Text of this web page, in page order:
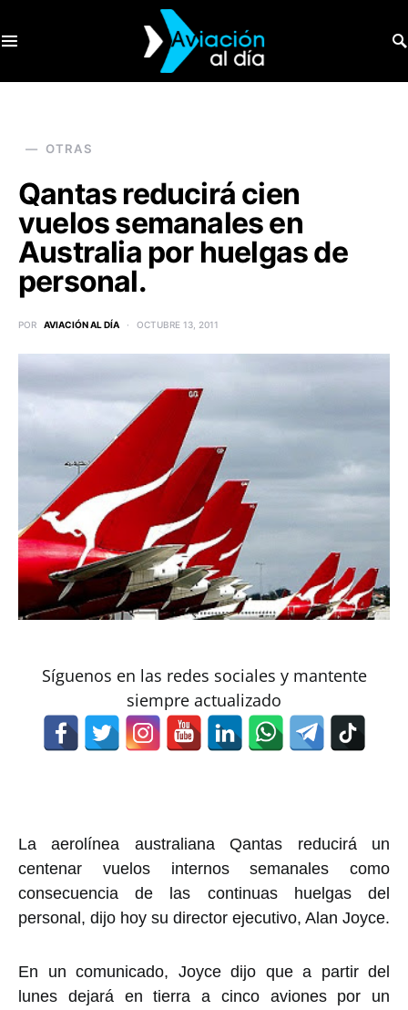
OTRAS
Qantas reducirá cien
vuelos semanales en
Australia por huelgas de
personal.
POR AVIACIÓN AL DÍA OCTUBRE 13, 2011
Síguenos en las redes sociales y mantente
siempre actualizado
La aerolínea australiana Qantas reducirá un
centenar vuelos internos semanales como
consecuencia de las continuas huelgas del
personal, dijo hoy su director ejecutivo, Alan Joyce.
En un comunicado, Joyce dijo que a partir del
lunes dejará en tierra a cinco aviones por un